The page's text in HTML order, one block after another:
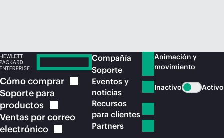
Cómocomprar
Soporte para
productos
Ventas por correo
electrónico
Compañía
Soporte
Eventos y
noticias
Recursos
para clientes
Partners
Animación y
movimiento
Inactivo Activo